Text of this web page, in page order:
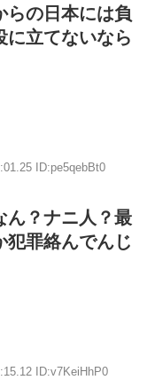
らの日本には負
に立てないなら
ID:pe5qebBt0
ん？ナニ人？最
犯罪絡んでんじ
ID:v7KeiHhP0